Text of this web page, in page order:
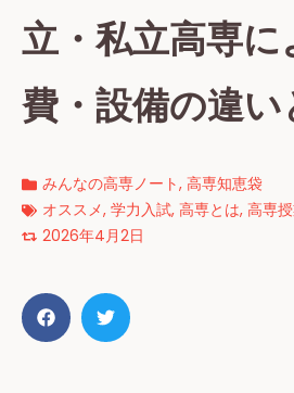
立・私立高専
費・設備の違い
みんなの高専ノート, 高専知恵袋
オススメ, 学力入試, 高専とは, 高専
2026年4月2日